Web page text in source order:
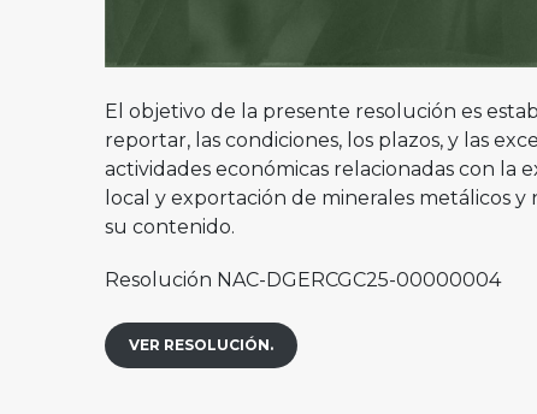
El objetivo de la presente resolución es
reportar, las condiciones, los plazos, y las
actividades económicas relacionadas con la
local y exportación de minerales metálicos y
su contenido.
Resolución NAC-DGERCGC25-00000004
VER RESOLUCIÓN.